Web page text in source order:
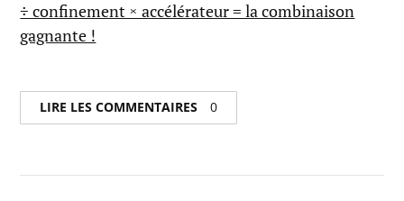
÷ confinement × accélérateur = la combinaison
gagnante !
LIRE LES COMMENTAIRES 0